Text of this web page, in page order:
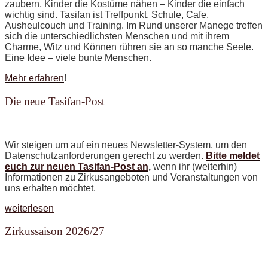
zaubern, Kinder die Kostüme nähen – Kinder die einfach
wichtig sind. Tasifan ist Treffpunkt, Schule, Cafe,
Ausheulcouch und Training. Im Rund unserer Manege treffen
sich die unterschiedlichsten Menschen und mit ihrem
Charme, Witz und Können rühren sie an so manche Seele.
Eine Idee – viele bunte Menschen.
Mehr erfahren!
Die neue Tasifan-Post
Wir steigen um auf ein neues Newsletter-System, um den
Datenschutzanforderungen gerecht zu werden. Bitte meldet
euch zur neuen Tasifan-Post an, wenn ihr (weiterhin)
Informationen zu Zirkusangeboten und Veranstaltungen von
uns erhalten möchtet.
„Die
Tasifan-
weiterlesen
Zirkussaison 2026/27